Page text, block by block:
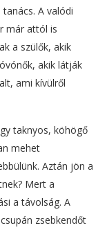
A valódi
már attól is
a szülők, akik
akik látják
ami kívülről
taknyos, köhögő
mehet
Aztán jön a
Mert a
a távolság. A
zsebkendőt